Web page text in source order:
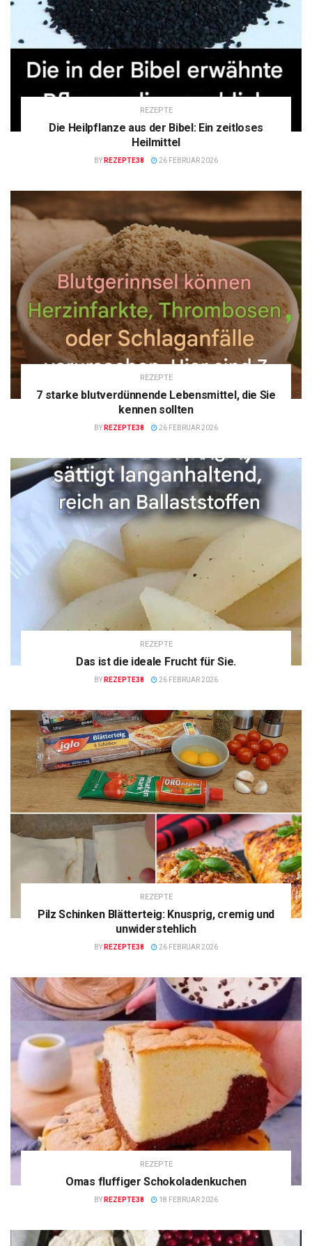
REZEPTE
Die Heilpflanze aus der Bibel: Ein zeitloses
Heilmittel
BY REZEPTE38 26 FEBRUAR 2026
REZEPTE
7 starke blutverdünnende Lebensmittel, die Sie
kennen sollten
BY REZEPTE38 26 FEBRUAR 2026
REZEPTE
Das ist die ideale Frucht für Sie.
BY REZEPTE38 26 FEBRUAR 2026
REZEPTE
Pilz Schinken Blätterteig: Knusprig, cremig und
unwiderstehlich
BY REZEPTE38 26 FEBRUAR 2026
REZEPTE
Omas fluffiger Schokoladenkuchen
BY REZEPTE38 18 FEBRUAR 2026